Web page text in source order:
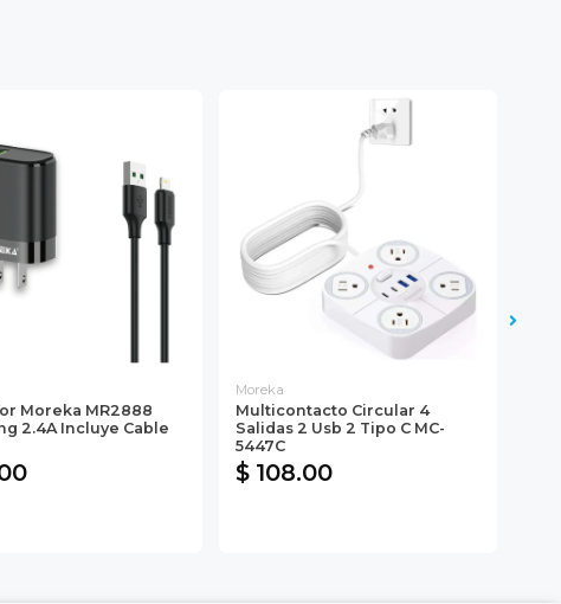
Moreka MR2888
2.4A Incluye Cable
Moreka
Multicontacto Circular 4
Salidas 2 Usb 2 Tipo C MC-
5447C
$ 108.00